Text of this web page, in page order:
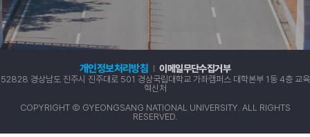
개인정보처리방침 이메일무단수집거부
52828 경상남도 진주시 진주대로 501 경상국립대학교 가좌캠퍼스 대학본부 1동 4층 교육
혁신처
COPYRIGHT Ⓒ GYEONGSANG NATIONAL UNIVERSITY. ALL RIGHTS
RESERVED.